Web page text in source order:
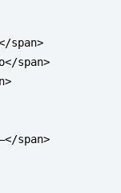
span>
span>
span>